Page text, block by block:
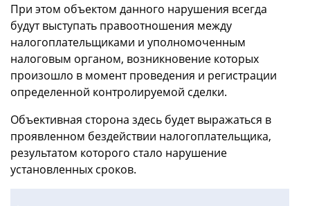
При этом объектом данного нарушения всегда
будут выступать правоотношения между
налогоплательщиками и уполномоченным
налоговым органом, возникновение которых
произошло в момент проведения и регистрации
определенной контролируемой сделки.
Объективная сторона здесь будет выражаться в
проявленном бездействии налогоплательщика,
результатом которого стало нарушение
установленных сроков.